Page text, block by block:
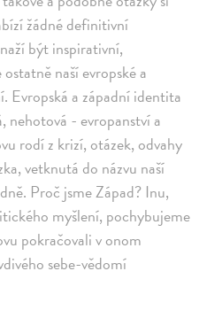
žádné definitivní
být inspirativní,
naší evropské a
Evropská a západní identita
nehotová - evropanství a
rodí z krizí, otázek, odvahy
vetknutá do názvu naší
Proč jsme Západ? Inu,
myšlení, pochybujeme
pokračovali v onom
sebe-vědomí